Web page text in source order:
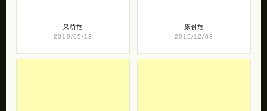
呆萌范
2019/05/13
原创范
2015/12/08